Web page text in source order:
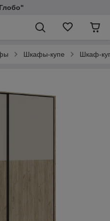
Шкафы-купе Шкаф-